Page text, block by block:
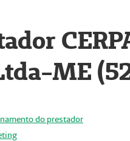
ME
do prestador